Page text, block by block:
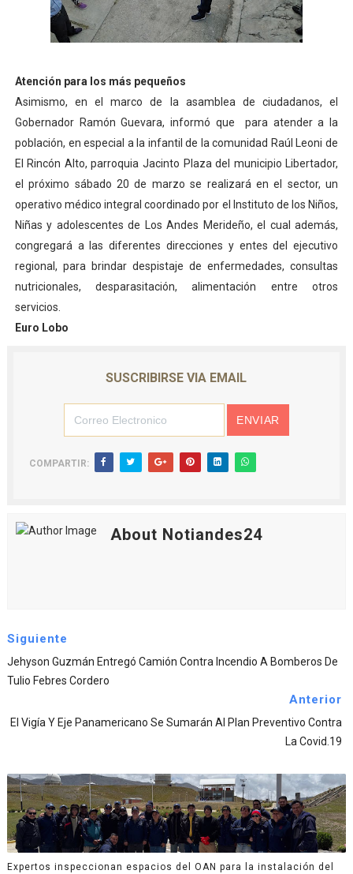
Atención para los más pequeños
Asimismo, en el marco de la asamblea de ciudadanos, el
Gobernador Ramón Guevara, informó que para atender a la
población, en especial a la infantil de la comunidad Raúl Leoni de
El Rincón Alto, parroquia Jacinto Plaza del municipio Libertador,
el próximo sábado 20 de marzo se realizará en el sector, un
operativo médico integral coordinado por el Instituto de los Niños,
Niñas y adolescentes de Los Andes Merideño, el cual además,
congregará a las diferentes direcciones y entes del ejecutivo
regional, para brindar despistaje de enfermedades, consultas
nutricionales, desparasitación, alimentación entre otros
servicios.
Euro Lobo
SUSCRIBIRSE VIA EMAIL
COMPARTIR:
About Notiandes24
Siguiente
Jehyson Guzmán Entregó Camión Contra Incendio A Bomberos De
Tulio Febres Cordero
Anterior
El Vigía Y Eje Panamericano Se Sumarán Al Plan Preventivo Contra
La Covid.19
Expertos inspeccionan espacios del OAN para la instalación del